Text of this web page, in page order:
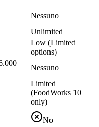
Nessuno
Unlimited
Low (Limited
options)
Nessuno
Limited
(FoodWorks 10
only)
No